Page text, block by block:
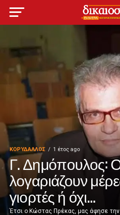
ΚΟΡΥΔΑΛΛΟΣ 1 έτος ago
Γ. Δημόπουλος:
λογαριάζουν
γιορτές ή όχι…
Έτσι ο Κώστας Πρέκας, μας άφησε την